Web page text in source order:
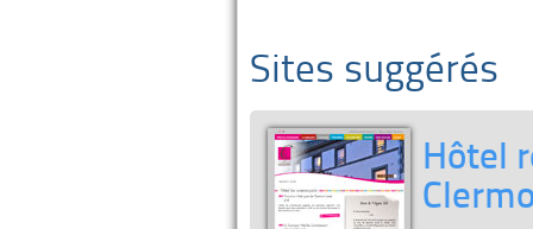
Sites suggérés
Hôtel